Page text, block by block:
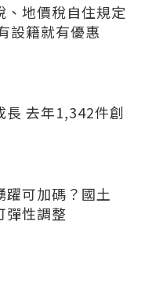
、地價稅自住規定
設籍就有優惠
長 去年1,342件創
躍可加碼？國土
彈性調整